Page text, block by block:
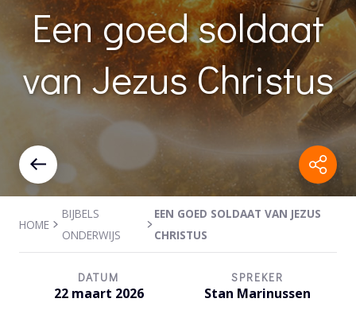
Een goed soldaat
van Jezus Christus
HOME
BIJBELS
ONDERWIJS
EEN GOED SOLDAAT VAN JEZUS
CHRISTUS
DATUM
22 maart 2026
SPREKER
Stan Marinussen